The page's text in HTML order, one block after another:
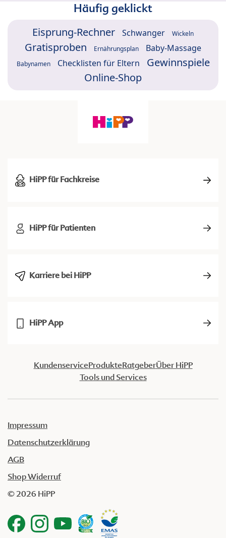
Häufig geklickt
Eisprung-Rechner Schwanger Wickeln
Gratisproben Ernährungsplan Baby-Massage
Babynamen Checklisten für Eltern
Gewinnspiele
Online-Shop
HiPP für Fachkreise
HiPP für Patienten
Karriere bei HiPP
HiPP App
KundenserviceProdukteRatgeberÜber HiPP
Tools und Services
Impressum
Datenschutzerklärung
AGB
Shop Widerruf
© 2026 HiPP